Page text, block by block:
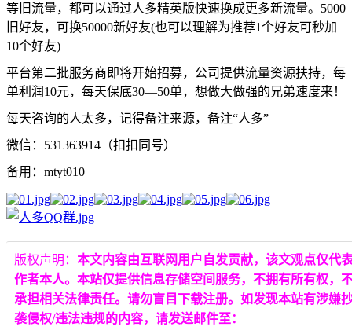
等旧流量，都可以通过人多精英版快速换成更多新流量。5000
旧好友，可换50000新好友(也可以理解为推荐1个好友可秒加
10个好友)
平台第二批服务商即将开始招募，公司提供流量资源扶持，每
单利润10元，每天保底30—50单，想做大做强的兄弟速度来！
每天咨询的人太多，记得备注来源，备注“人多”
微信：531363914（扣扣同号）
备用：mtyt010
版权声明： 本文内容由互联网用户自发贡献，该文观点仅代
作者本人。本站仅提供信息存储空间服务，不拥有所有权，
承担相关法律责任。请勿盲目下载注册。如发现本站有涉嫌
袭侵权/违法违规的内容，请发送邮件至：